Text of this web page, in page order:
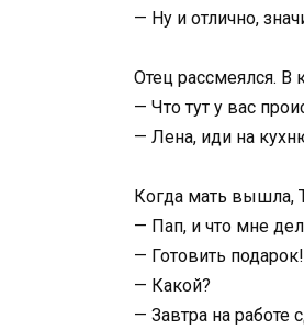
— Ну и отлично,
Отец рассмеялся. В
— Что тут у вас
— Лена, иди на
Когда мать вышла,
— Пап, и что мне
— Готовить подарок!
— Какой?
— Завтра на работе